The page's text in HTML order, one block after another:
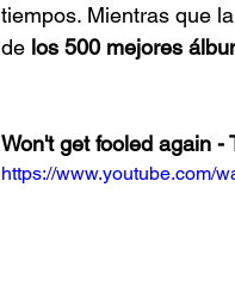
tiempos. Mientras que
de los 500 mejores
Won't get fooled again -
https://www.youtube.com/